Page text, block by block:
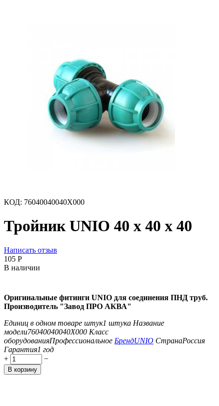
КОД: 76040040040X000
Тройник UNIO 40 х 40 х 40
Написать отзыв
‍105‍ Р
В наличии
Оригинальные фитинги UNIO для соединения ПНД труб.
Производитель "Завод ПРО АКВА"
Единиц в одном товаре штук1 штука Название
модели76040040040X000 Класс
оборудованияПрофессиональное БрендUNIO СтранаРоссия
Гарантия1 год
+
−
В корзину